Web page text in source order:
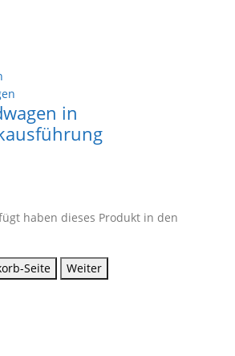
in
haben dieses Produkt in den
Seite
Weiter